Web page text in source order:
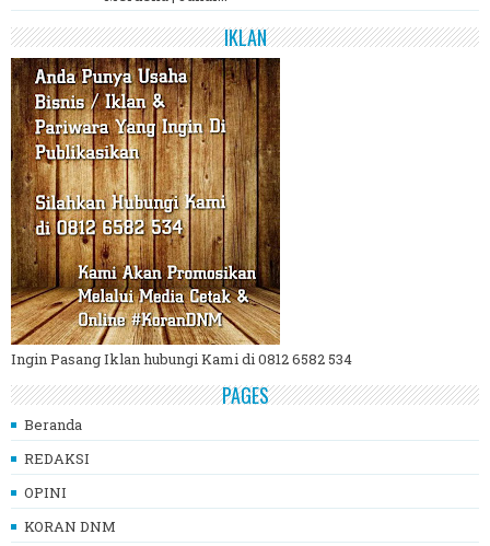
IKLAN
Ingin Pasang Iklan hubungi Kami di 0812 6582 534
PAGES
Beranda
REDAKSI
OPINI
KORAN DNM